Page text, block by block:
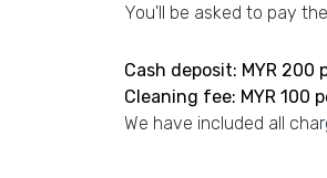
You'll be asked to pay
Cash deposit: MYR 200
Cleaning fee: MYR 100
We have included all